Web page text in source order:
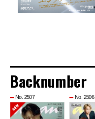
Backnumber
No. 2507 No. 2506